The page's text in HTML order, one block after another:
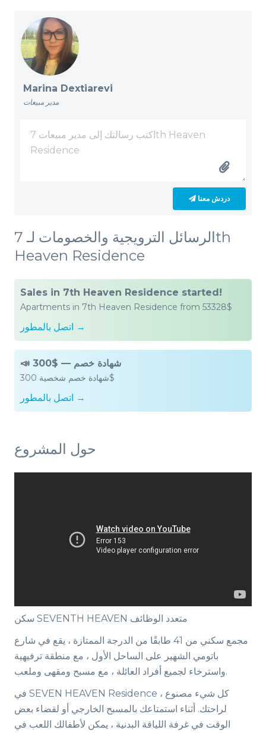
Marina Dextiarevi
مدير مبيعات
دردش معنا
الرسائل الترويجية والخصومات لـ 7th
Heaven Residence
Sales in 7th Heaven Residence started!
Apartments in 7th Heaven Residence from 53328$
اتصل بالمطور →
📣 300$ — شهادة خصم
شهادة خصم شخصية 300$
اتصل بالمطور →
حول المشروع
سكن SEVENTH HEAVEN متعدد الوظائف
مجمع سكني من 41 طابقًا من الدرجة الممتازة ، يقع في شارع
باتومي الشهير على الساحل الأول ، مع منطقة ترفيهية
واسترخاء لجميع أفراد العائلة ، مع مسبح ومقهى وملعب.
في SEVEN HEAVEN Residence ، كل شيء مصنوع
لراحتك. أثناء استمتاعك بالمسبح الخارجي أو لقضاء بعض
الوقت في غرفة اللياقة البدنية ، يمكن لأطفالك اللعب في